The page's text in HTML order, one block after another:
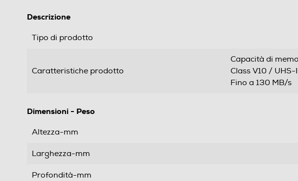
Descrizione
Tipo di prodotto
Caratteristiche prodotto
Capacità di
Class V10 /
Fino a 130 MB/s
Dimensioni - Peso
Altezza-mm
Larghezza-mm
Profondità-mm